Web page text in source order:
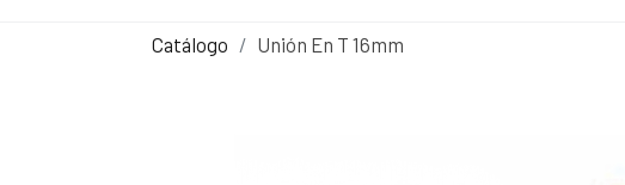
Catálogo Unión En T 16mm